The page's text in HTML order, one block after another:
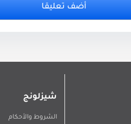
شيزلونج
الشروط والأحكام